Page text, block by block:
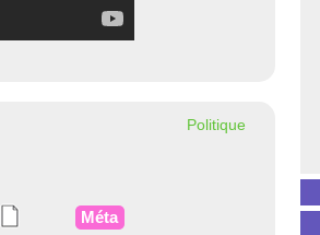
Politique
Méta